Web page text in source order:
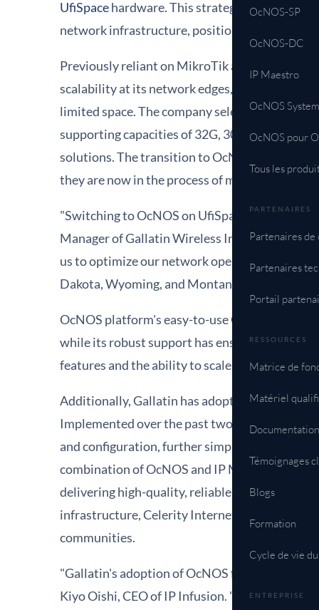
OcNOS-SP
OcNOS-DC
IP Maestro
OcNOS
OcNOS pour
Tous les
PARTENAIRES
Partenaires de
Partenaires
Portail
RESSOURCES
Matrice de
Matériel
Documentation
Témoignages
Blogs
Formation
Cycle de vie
ENTREPRISE
UfiSpacehardware. This strategic move
network infrastructure, positioning it for
Previously reliant on MikroTik and Juniper
scalability at its network edges, borders, and
limited space. The company selected
supporting capacities of 32G, 300G, and
solutions. The transition to OcNOS has
they are now in the process of migrating the
"Switching to OcNOS on UfiSpace hardware
Manager of Gallatin Wireless Internet LLC.
us to optimize our network operations while
Dakota, Wyoming, and Montana."
OcNOS platform's easy-to-use Command
while its robust support has ensured a
features and the ability to scale efficiently,
Additionally, Gallatin has adopted IP
Implemented over the past two months, IP
and configuration, further simplifying
combination of OcNOS and IP Maestro on
delivering high-quality, reliable internet
infrastructure, Celerity Internet and
communities.
"Gallatin's adoption of OcNOS further
Kiyo Oishi, CEO of IP Infusion. "IP Infusion